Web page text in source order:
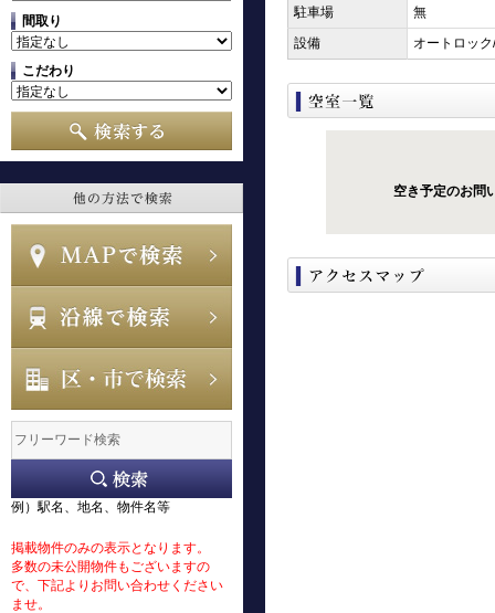
間取り
こだわり
例）駅名、地名、物件名等
掲載物件のみの表示となります。
多数の未公開物件もございますの
で、下記よりお問い合わせください
ませ。
駐車場
無
設備
オートロッ
空き予定のお問